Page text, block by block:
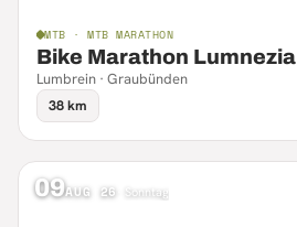
MTB · MTB MARATHON
Bike Marathon Lumnezia
Lumbrein · Graubünden
38 km
09AUG 26 Sonntag